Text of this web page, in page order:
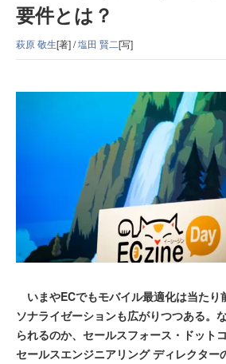
要件とは？
萩原 敬生[著] /塩田 賢二[写]
いまやECでもモバイル最適化は当たり
ソナライゼーションも広がりつつある。
られるのか、セールスフォース・ドット
セールスエンジニアリング ディレクター